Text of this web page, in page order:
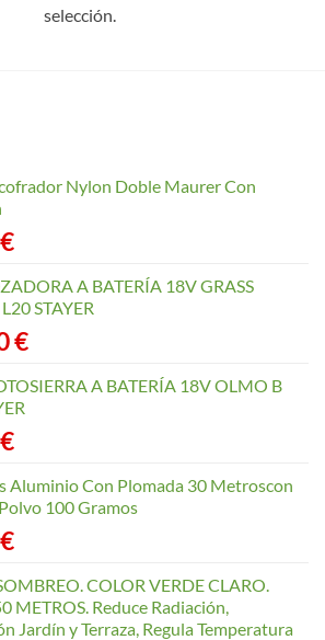
selección.
Nylon Doble Maurer Con
€
A BATERÍA 18V GRASS
STAYER
€
A BATERÍA 18V OLMO B
€
Aluminio Con Plomada 30 Metroscon
100 Gramos
€
COLOR VERDE CLARO.
METROS. Reduce Radiación,
Jardín y Terraza, Regula Temperatura